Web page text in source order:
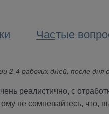
Частые
2-4 рабочих дней, после
реалистично, с
не сомневайтесь, что,